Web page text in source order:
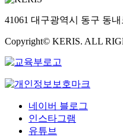
41061 대구광역시 동구 동
Copyright© KERIS. ALL
네이버 블로그
인스타그램
유튜브